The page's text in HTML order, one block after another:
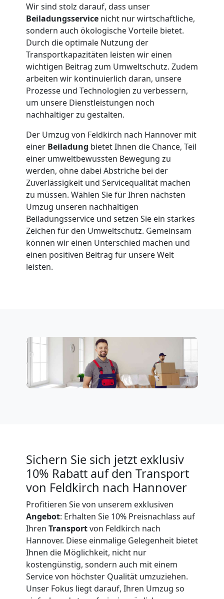
Wir sind stolz darauf, dass unser
Beiladungsservice nicht nur wirtschaftliche,
sondern auch ökologische Vorteile bietet.
Durch die optimale Nutzung der
Transportkapazitäten leisten wir einen
wichtigen Beitrag zum Umweltschutz. Zudem
arbeiten wir kontinuierlich daran, unsere
Prozesse und Technologien zu verbessern,
um unsere Dienstleistungen noch
nachhaltiger zu gestalten.
Der Umzug von Feldkirch nach Hannover mit
einer Beiladung bietet Ihnen die Chance, Teil
einer umweltbewussten Bewegung zu
werden, ohne dabei Abstriche bei der
Zuverlässigkeit und Servicequalität machen
zu müssen. Wählen Sie für Ihren nächsten
Umzug unseren nachhaltigen
Beiladungsservice und setzen Sie ein starkes
Zeichen für den Umweltschutz. Gemeinsam
können wir einen Unterschied machen und
einen positiven Beitrag für unsere Welt
leisten.
Sichern Sie sich jetzt exklusiv
10% Rabatt auf den Transport
von Feldkirch nach Hannover
Profitieren Sie von unserem exklusiven
Angebot: Erhalten Sie 10% Preisnachlass auf
Ihren Transportvon Feldkirch nach
Hannover. Diese einmalige Gelegenheit bietet
Ihnen die Möglichkeit, nicht nur
kostengünstig, sondern auch mit einem
Service von höchster Qualität umzuziehen.
Unser Fokus liegt darauf, Ihren Umzug so
Feldkirch
Umzug
für
Senioren
Feldkirch
Fernumzug
Feldkirch
Firmenumzug
Feldkirch
Expressumzug
Tragehilfe
Feldkirch
Kleiner
Umzug
Feldkirch